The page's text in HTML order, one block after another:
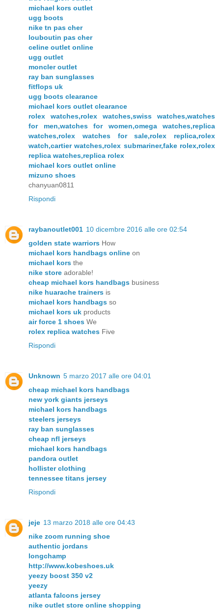
michael kors outlet
ugg boots
nike tn pas cher
louboutin pas cher
celine outlet online
ugg outlet
moncler outlet
ray ban sunglasses
fitflops uk
ugg boots clearance
michael kors outlet clearance
rolex watches,rolex watches,swiss watches,watches
for men,watches for women,omega watches,replica
watches,rolex watches for sale,rolex replica,rolex
watch,cartier watches,rolex submariner,fake rolex,rolex
replica watches,replica rolex
michael kors outlet online
mizuno shoes
chanyuan0811
Rispondi
raybanoutlet001 10 dicembre 2016 alle ore 02:54
golden state warriors How
michael kors handbags online on
michael kors the
nike store adorable!
cheap michael kors handbags business
nike huarache trainers is
michael kors handbags so
michael kors uk products
air force 1 shoes We
rolex replica watches Five
Rispondi
Unknown 5 marzo 2017 alle ore 04:01
cheap michael kors handbags
new york giants jerseys
michael kors handbags
steelers jerseys
ray ban sunglasses
cheap nfl jerseys
michael kors handbags
pandora outlet
hollister clothing
tennessee titans jersey
Rispondi
jeje 13 marzo 2018 alle ore 04:43
nike zoom running shoe
authentic jordans
longchamp
http://www.kobeshoes.uk
yeezy boost 350 v2
yeezy
atlanta falcons jersey
nike outlet store online shopping